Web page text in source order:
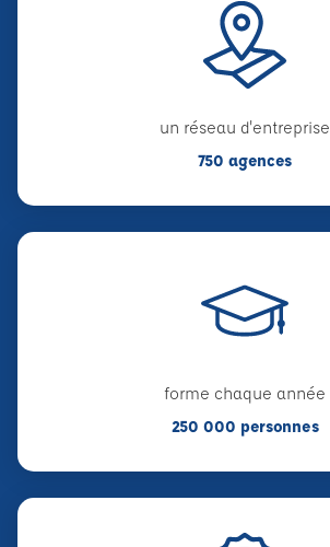
un réseau d'entreprise
750 agences
forme chaque année
250 000 personnes